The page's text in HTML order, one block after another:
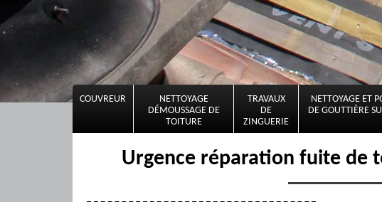
COUVREUR
NETTOYAGE
DÉMOUSSAGE DE
TOITURE
TRAVAUX
DE
ZINGUERIE
NETTOYAGE ET
DE GOUTTIÈRE
Urgence réparation fuite de